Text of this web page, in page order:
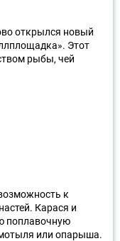
открылся новый
Этот
рыбы, чей
к
Карася и
поплавочную
или опарыша.